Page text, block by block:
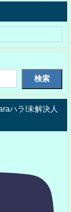
検索
ハラ!未解決人